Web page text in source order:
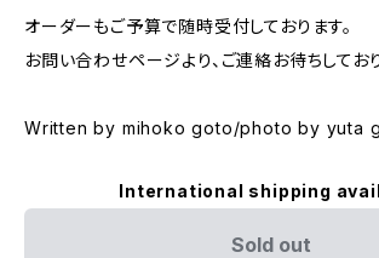
オーダーもご予算で随時受付しております。
お問い合わせページより、ご連絡お待ちしており
Written by mihoko goto/photo by yuta
International shipping
Sold out